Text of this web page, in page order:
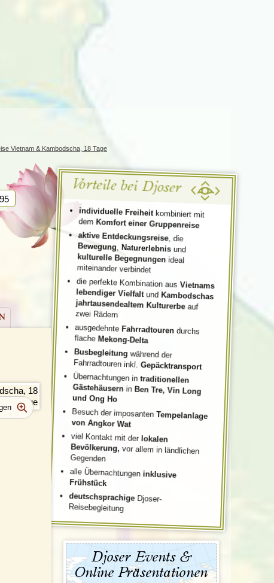
Vietnam & Kambodscha, 18 Tage
Vorteile bei Djoser
individuelle Freiheitkombiniert mit
dem Komfort einer Gruppenreise
aktive Entdeckungsreise, die
Bewegung,Naturerlebnisund
kulturelle Begegnungen ideal
miteinander verbindet
die perfekte Kombination aus Vietnams
lebendiger Vielfalt und Kambodschas
jahrtausendealtem Kulturerbeauf
zwei Rädern
ausgedehnteFahrradtourendurchs
flache Mekong-Delta
Busbegleitung während der
Fahrradtouren inkl.Gepäcktransport
Übernachtungen intraditionellen
Gästehäusern in Ben Tre, Vin Long
und Ong Ho
Besuch der imposantenTempelanlage
von Angkor Wat
viel Kontakt mit derlokalen
Bevölkerung, vor allem in ländlichen
Gegenden
alle Übernachtungeninklusive
Frühstück
deutschsprachigeDjoser-
Reisebegleitung
Djoser Events &
Online Präsentationen